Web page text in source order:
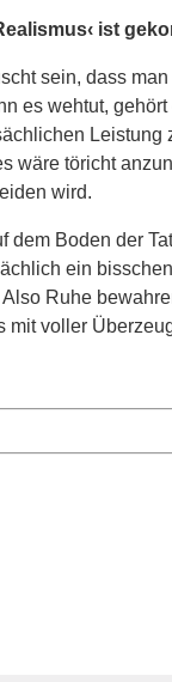
ist
sein, dass
es wehtut,
wäre töricht
wird.
dem Boden der
ein
Ruhe
voller